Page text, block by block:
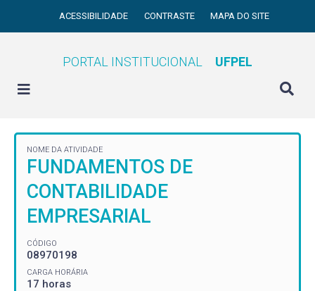
ACESSIBILIDADE CONTRASTE MAPA DO SITE
PORTAL INSTITUCIONAL UFPEL
NOME DA ATIVIDADE
FUNDAMENTOS DE
CONTABILIDADE
EMPRESARIAL
CÓDIGO
08970198
CARGA HORÁRIA
17 horas